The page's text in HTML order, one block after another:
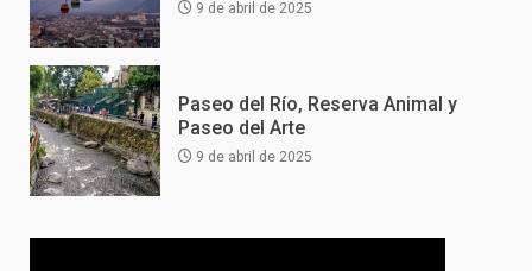
9 de abril de 2025
Paseo del Río, Reserva Animal y
Paseo del Arte
9 de abril de 2025